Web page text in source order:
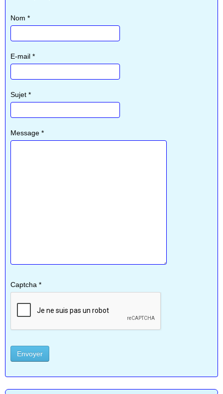
Nom *
E-mail *
Sujet *
Message *
Captcha *
Envoyer